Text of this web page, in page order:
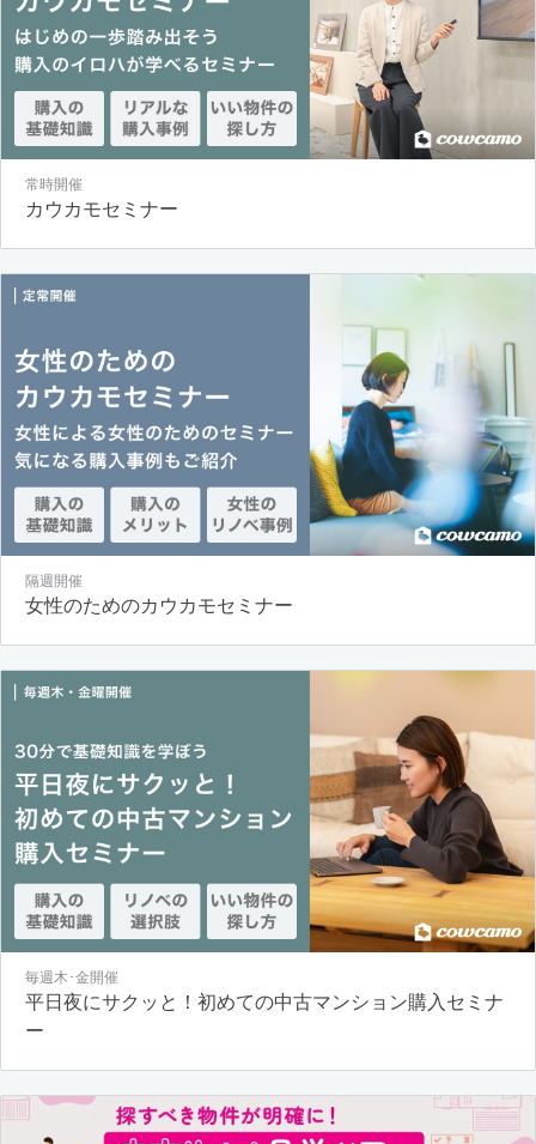
常時開催
カウカモセミナー
隔週開催
女性のためのカウカモセミナー
毎週木･金開催
平日夜にサクッと！初めての中古マンション購入セミナ
ー